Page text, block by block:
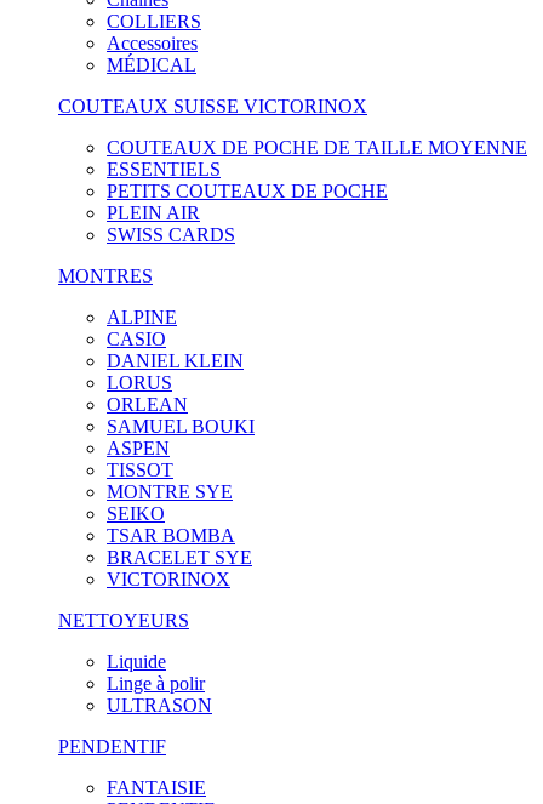
COLLIERS
Accessoires
MÉDICAL
COUTEAUX SUISSE VICTORINOX
COUTEAUX DE POCHE DE TAILLE MOYENNE
ESSENTIELS
PETITS COUTEAUX DE POCHE
PLEIN AIR
SWISS CARDS
MONTRES
ALPINE
CASIO
DANIEL KLEIN
LORUS
ORLEAN
SAMUEL BOUKI
ASPEN
TISSOT
MONTRE SYE
SEIKO
TSAR BOMBA
BRACELET SYE
VICTORINOX
NETTOYEURS
Liquide
Linge à polir
ULTRASON
PENDENTIF
FANTAISIE